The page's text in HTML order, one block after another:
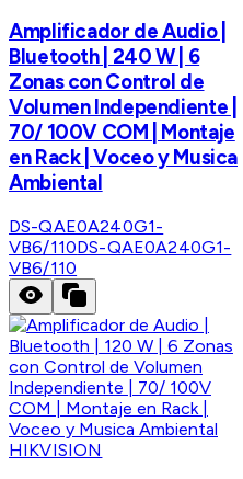
Amplificador de Audio |
Bluetooth | 240 W | 6
Zonas con Control de
Volumen Independiente |
70/ 100V COM | Montaje
en Rack | Voceo y Musica
Ambiental
DS-QAE0A240G1-
VB6/110DS-QAE0A240G1-
VB6/110
HIKVISION